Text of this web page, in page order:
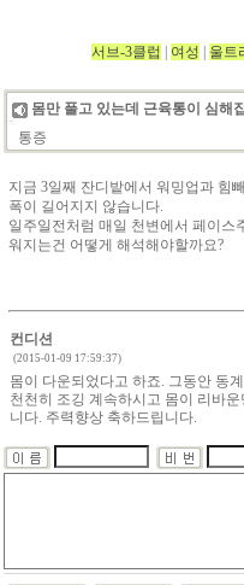
서브-3클럽 여성 울트
몸만 풀고 있는데 근육통이 심해
통증
지금 3일째 잔디밭에서 워밍업과 힘
폭이 길어지지 않습니다.
일주일전처럼 매일 천변에서 페이스
워지는건 어떻게 해석해야할까요?
컨디션
(2015-01-09 17:59:37)
몸이 다운되었다고 하죠. 그동안 동
천천히 조깅 계속하시고 몸이 리바
니다. 주력향상 축하드립니다.